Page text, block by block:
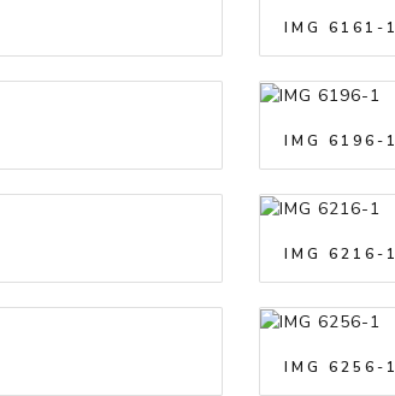
IMG 6161-1
IMG 6196-1
IMG 6216-1
IMG 6256-1